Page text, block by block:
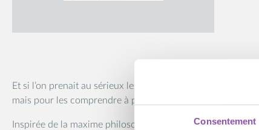
Consentement
Et si l’on prenait au sérieux les phénomènes religieux –
mais pour les comprendre à partir d’eux-mêmes ?
Inspirée de la maxime philosophique « sauver les